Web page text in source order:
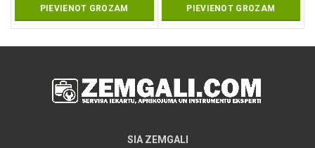
PIEVIENOT GROZAM PIEVIENOT GROZAM
SIA ZEMGALI